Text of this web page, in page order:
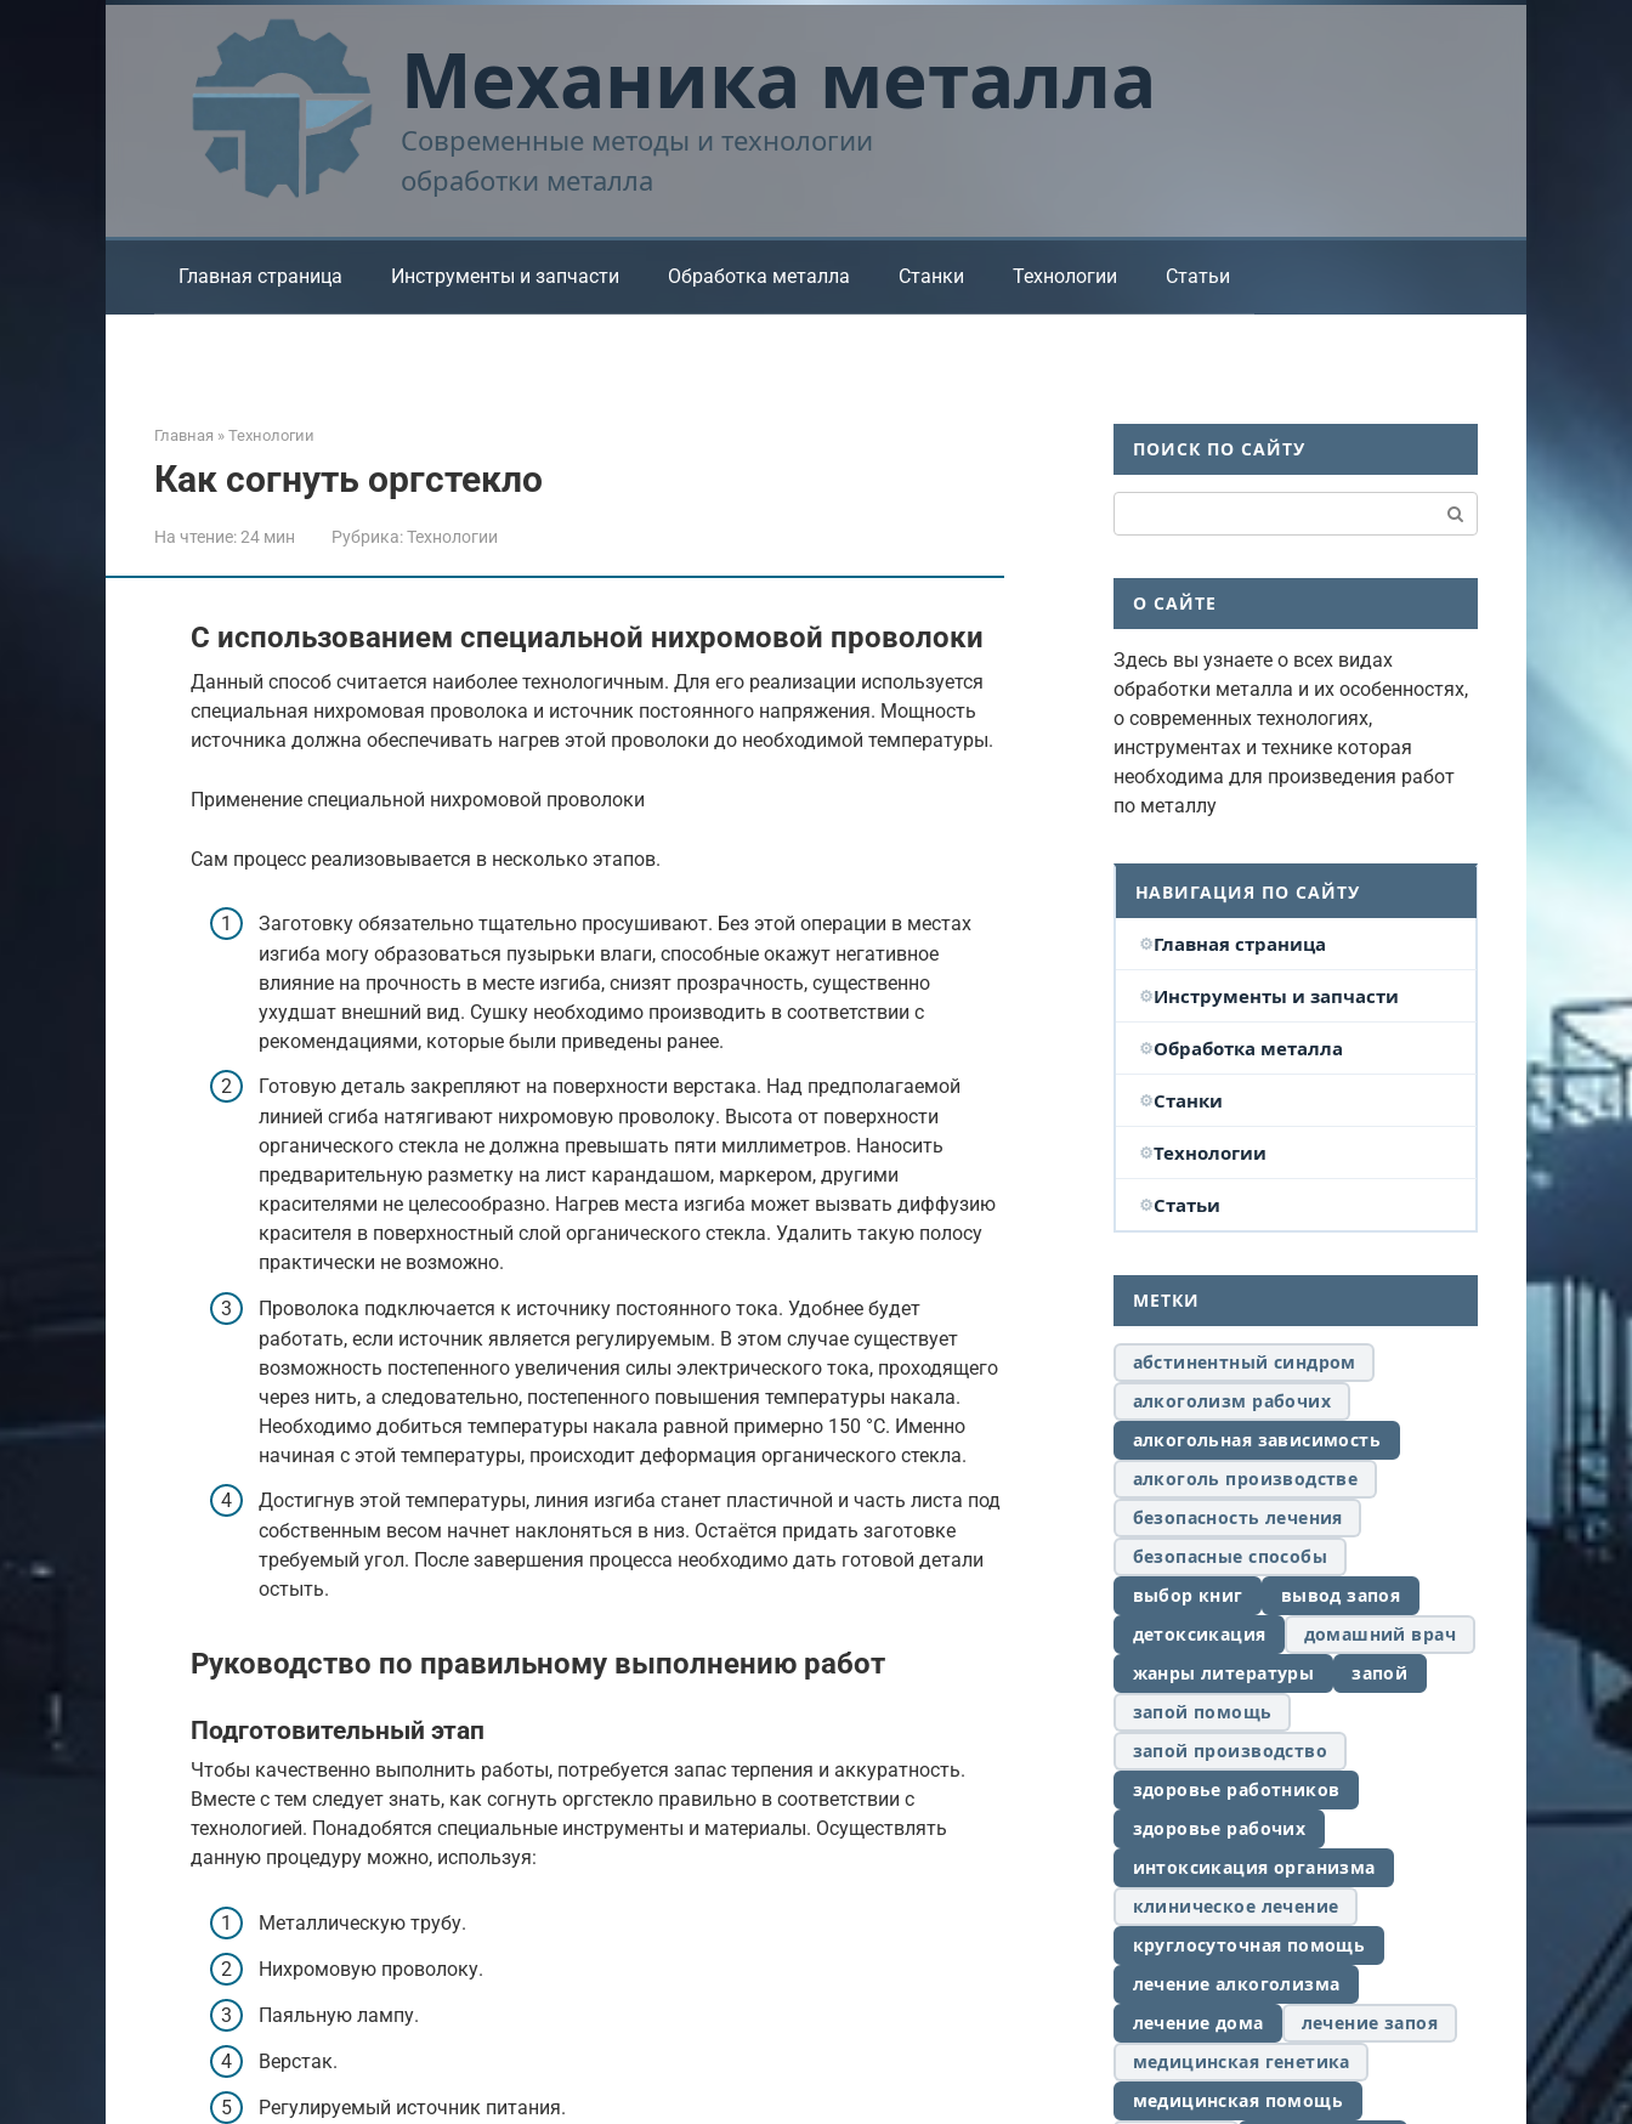
Механика металла
Современные методы и технологии
обработки металла
Главная страница Инструменты и запчасти Обработка металла Станки Технологии Статьи
Главная » Технологии
Как согнуть оргстекло
На чтение:24 мин Рубрика:Технологии
С использованием специальной нихромовой проволоки
Данный способ считается наиболее технологичным. Для его реализации используется
специальная нихромовая проволока и источник постоянного напряжения. Мощность
источника должна обеспечивать нагрев этой проволоки до необходимой температуры.
Применение специальной нихромовой проволоки
Сам процесс реализовывается в несколько этапов.
Заготовку обязательно тщательно просушивают. Без этой операции в местах
изгиба могу образоваться пузырьки влаги, способные окажут негативное
влияние на прочность в месте изгиба, снизят прозрачность, существенно
ухудшат внешний вид. Сушку необходимо производить в соответствии с
рекомендациями, которые были приведены ранее.
Готовую деталь закрепляют на поверхности верстака. Над предполагаемой
линией сгиба натягивают нихромовую проволоку. Высота от поверхности
органического стекла не должна превышать пяти миллиметров. Наносить
предварительную разметку на лист карандашом, маркером, другими
красителями не целесообразно. Нагрев места изгиба может вызвать диффузию
красителя в поверхностный слой органического стекла. Удалить такую полосу
практически не возможно.
Проволока подключается к источнику постоянного тока. Удобнее будет
работать, если источник является регулируемым. В этом случае существует
возможность постепенного увеличения силы электрического тока, проходящего
через нить, а следовательно, постепенного повышения температуры накала.
Необходимо добиться температуры накала равной примерно 150 °С. Именно
начиная с этой температуры, происходит деформация органического стекла.
Достигнув этой температуры, линия изгиба станет пластичной и часть листа под
собственным весом начнет наклоняться в низ. Остаётся придать заготовке
требуемый угол. После завершения процесса необходимо дать готовой детали
остыть.
Руководство по правильному выполнению работ
Подготовительный этап
Чтобы качественно выполнить работы, потребуется запас терпения и аккуратность.
Вместе с тем следует знать, как согнуть оргстекло правильно в соответствии с
технологией. Понадобятся специальные инструменты и материалы. Осуществлять
данную процедуру можно, используя:
Металлическую трубу.
Нихромовую проволоку.
Паяльную лампу.
Верстак.
Регулируемый источник питания.
ПОИСК ПО САЙТУ
О САЙТЕ
Здесь вы узнаете о всех видах
обработки металла и их особенностях,
о современных технологиях,
инструментах и технике которая
необходима для произведения работ
по металлу
НАВИГАЦИЯ ПО САЙТУ
Главная страница
Инструменты и запчасти
Обработка металла
Станки
Технологии
Статьи
МЕТКИ
абстинентный синдром
алкоголизм рабочих
алкогольная зависимость
алкоголь производстве
безопасность лечения
безопасные способы
выбор книг
вывод запоя
детоксикация
домашний врач
жанры литературы
запой
запой помощь
запой производство
здоровье работников
здоровье рабочих
интоксикация организма
клиническое лечение
круглосуточная помощь
лечение алкоголизма
лечение дома
лечение запоя
медицинская генетика
медицинская помощь